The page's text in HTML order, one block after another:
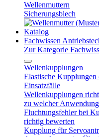
Wellenmuttern
Sicherungsblech
Katalog
Fachwissen
Zur Kategorie
Wellenkupplungen
Elastische
Einsatzfälle
Wellenkupplungen
zu welcher
Fluchtungsfehler bei
richtig bewerten
Kupplung für